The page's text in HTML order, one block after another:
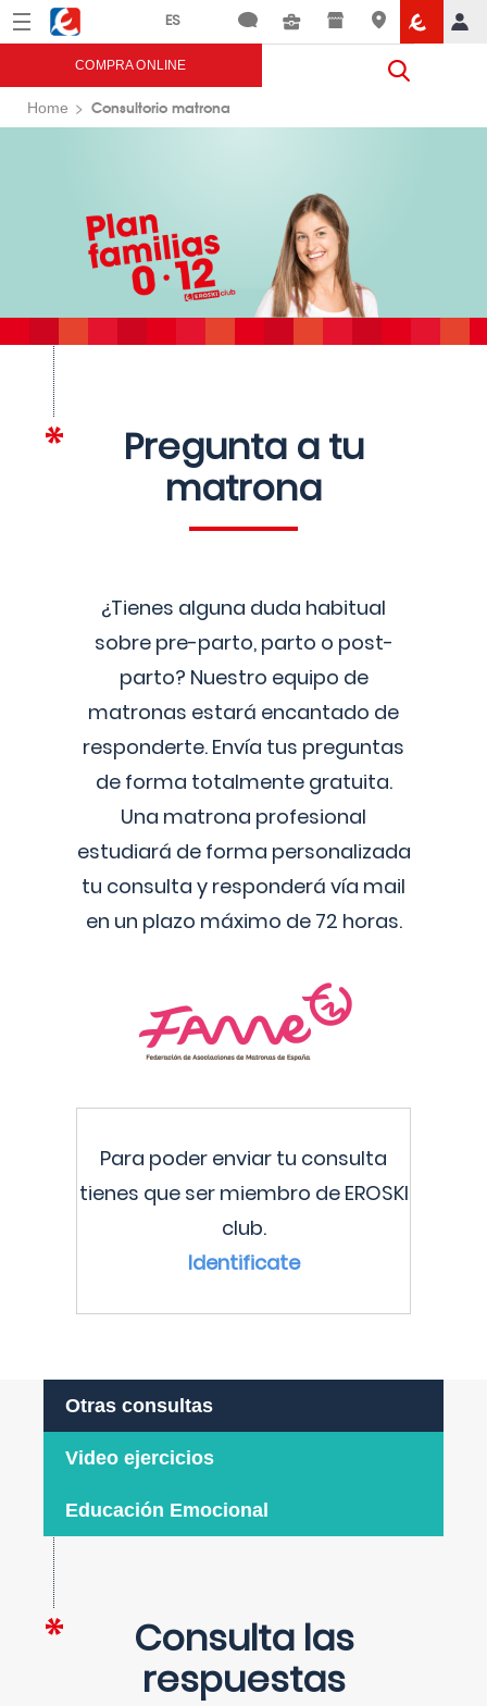
Menú Eroski
COMPRA ONLINE
Home Consultorio matrona
Pregunta a tu
matrona
¿Tienes alguna duda habitual
sobre pre-parto, parto o post-
parto? Nuestro equipo de
matronas estará encantado de
responderte. Envía tus preguntas
de forma totalmente gratuita.
Una matrona profesional
estudiará de forma personalizada
tu consulta y responderá vía mail
en un plazo máximo de 72 horas.
Para poder enviar tu consulta
tienes que ser miembro de EROSKI
club.
Identificate
Otras consultas
Video ejercicios
Educación Emocional
Consulta las
respuestas